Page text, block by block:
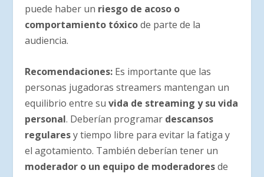
puede haber un riesgo de acoso o
comportamiento tóxicode parte de la
audiencia.
Recomendaciones: Es importante que las
personas jugadoras streamers mantengan un
equilibrio entre suvida de streaming y su vida
personal. Deberían programar descansos
regularesy tiempo libre para evitar la fatiga y
el agotamiento. También deberían tener un
moderador o un equipo de moderadoresde